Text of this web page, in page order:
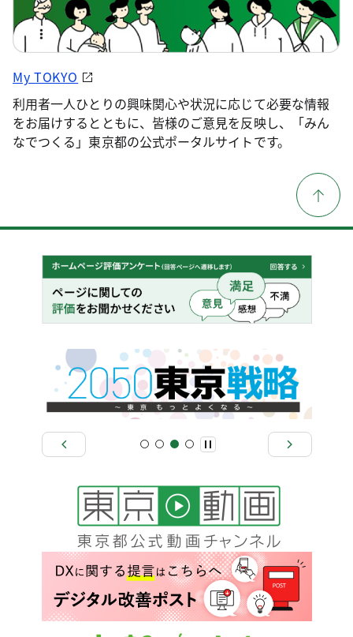
My TOKYO
利用者一人ひとりの興味関心や状況に応じて必要な情報
をお届けするとともに、皆様のご意見を反映し、「みん
なでつくる」東京都の公式ポータルサイトです。